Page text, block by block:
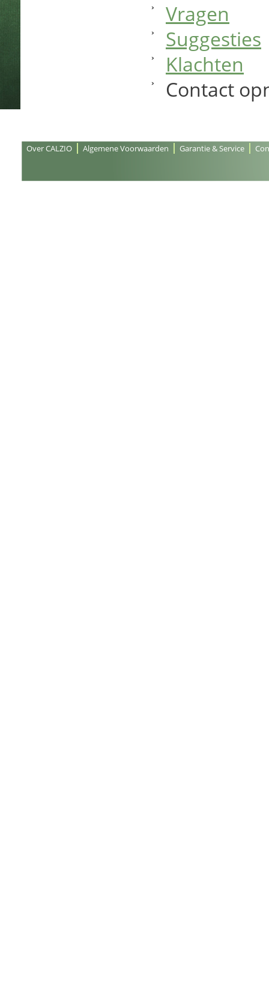
Vragen
Suggesties
Klachten
Contact
Over CALZIO Algemene Voorwaarden Garantie & Service